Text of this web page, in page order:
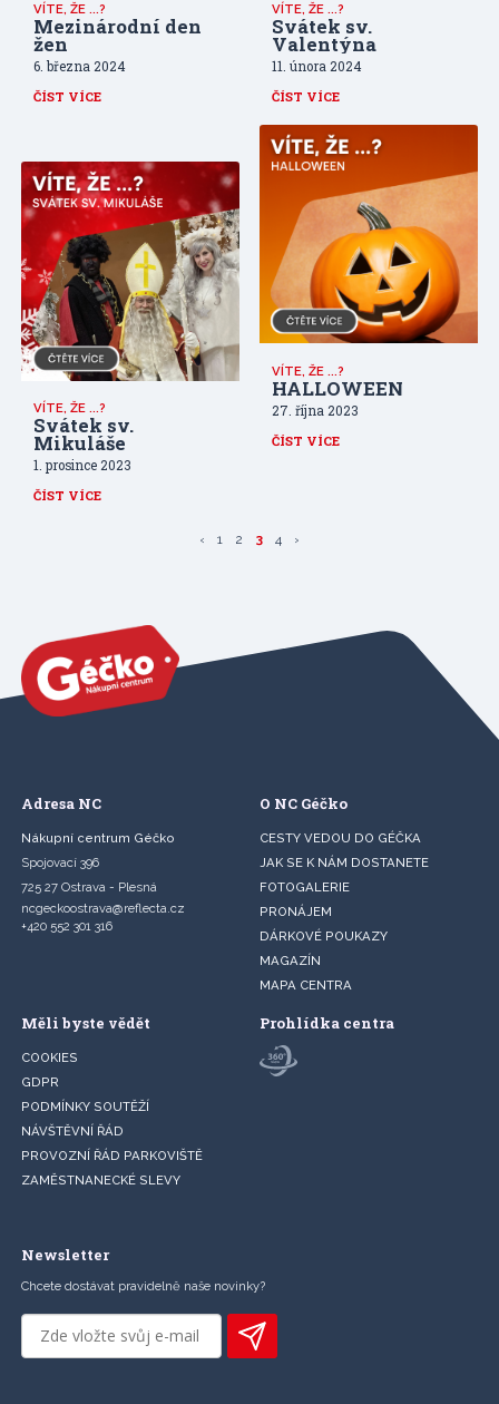
VÍTE, ŽE ...?
Mezinárodní den
žen
6. března 2024
ČÍST VÍCE
VÍTE, ŽE ...?
Svátek sv.
Valentýna
11. února 2024
ČÍST VÍCE
VÍTE, ŽE ...?
Svátek sv.
Mikuláše
1. prosince 2023
ČÍST VÍCE
VÍTE, ŽE ...?
HALLOWEEN
27. října 2023
ČÍST VÍCE
‹ 1 2 3 4 ›
Adresa NC
Nákupní centrum Géčko
Spojovací 396
725 27 Ostrava - Plesná
ncgeckoostrava@reflecta.cz
+420 552 301 316
O NC Géčko
CESTY VEDOU DO GÉČKA
JAK SE K NÁM DOSTANETE
FOTOGALERIE
PRONÁJEM
DÁRKOVÉ POUKAZY
MAGAZÍN
MAPA CENTRA
Měli byste vědět
COOKIES
GDPR
PODMÍNKY SOUTĚŽÍ
NÁVŠTĚVNÍ ŘÁD
PROVOZNÍ ŘÁD PARKOVIŠTĚ
ZAMĚSTNANECKÉ SLEVY
Prohlídka centra
Newsletter
Chcete dostávat pravidelně naše novinky?